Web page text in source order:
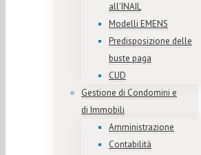
all’INAIL
Modelli EMENS
Predisposizione delle
buste paga
CUD
Gestione di Condomini e
di Immobili
Amministrazione
Contabilità